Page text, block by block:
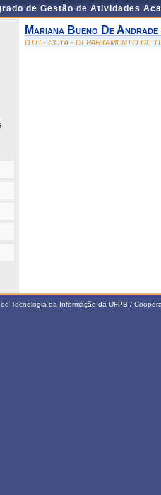
de Gestão de Atividades
Mariana Bueno De
DTH - CCTA - DEPARTAMENTO DE
Tecnologia da Informação da UFPB /